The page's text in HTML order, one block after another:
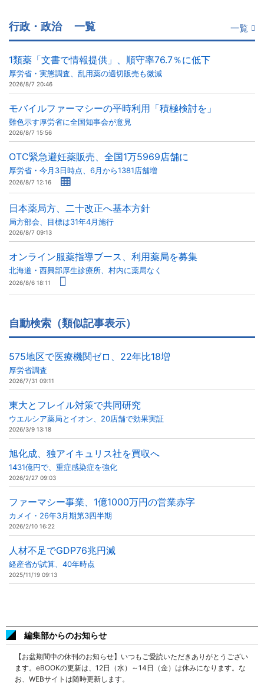
行政・政治 一覧 一覧
1類薬「文書で情報提供」、順守率76.7％に低下
厚労省・実態調査、乱用薬の適切販売も微減
2026/8/7 20:46
モバイルファーマシーの平時利用「積極検討を」
難色示す厚労省に全国知事会が意見
2026/8/7 15:56
OTC緊急避妊薬販売、全国1万5969店舗に
厚労省・今月3日時点、6月から1381店舗増
2026/8/7 12:16
日本薬局方、二十改正へ基本方針
局方部会、目標は31年4月施行
2026/8/7 09:13
オンライン服薬指導ブース、利用薬局を募集
北海道・西興部厚生診療所、村内に薬局なく
2026/8/6 18:11
自動検索（類似記事表示）
575地区で医療機関ゼロ、22年比18増
厚労省調査
2026/7/31 09:11
東大とフレイル対策で共同研究
ウエルシア薬局とイオン、20店舗で効果実証
2026/3/9 13:18
旭化成、独アイキュリス社を買収へ
1431億円で、重症感染症を強化
2026/2/27 09:03
ファーマシー事業、1億1000万円の営業赤字
カメイ・26年3月期第3四半期
2026/2/10 16:22
人材不足でGDP76兆円減
経産省が試算、40年時点
2025/11/19 09:13
編集部からのお知らせ
【お盆期間中の休刊のお知らせ】いつもご愛読いただきありがとうござい
ます。eBOOKの更新は、12日（水）～14日（金）は休みになります。な
お、WEBサイトは随時更新します。